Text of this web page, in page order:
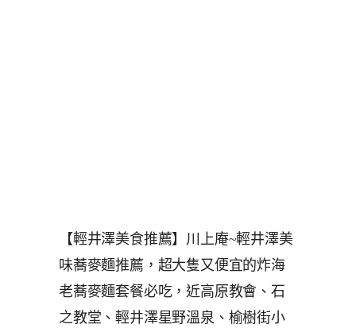
【輕井澤美食推薦】川上庵~輕井澤美
味蕎麥麵推薦，超大隻又便宜的炸海
老蕎麥麵套餐必吃，近高原教會、石
之教堂、輕井澤星野溫泉、榆樹街小